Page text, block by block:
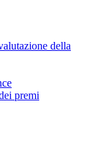
della
premi